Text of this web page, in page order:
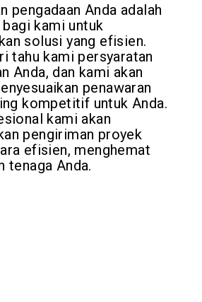
pengadaan Anda adalah
kami untuk
solusi yang efisien.
tahu kami persyaratan
Anda, dan kami akan
penawaran
kompetitif untuk Anda.
kami akan
pengiriman proyek
efisien, menghemat
tenaga Anda.